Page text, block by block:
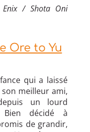
Enix / Shota Oni
Ore to Yu
qui a laissé
meilleur ami,
un lourd
Bien décidé à
de grandir,